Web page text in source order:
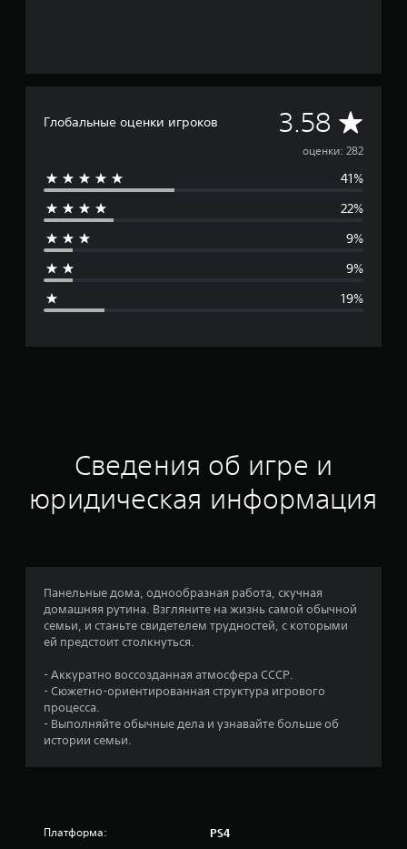
Глобальные оценки игроков 3.58 С
р
е
д
я
о
н
к
.
и
з
оценки: 282
41%
22%
9%
9%
19%
Сведения об игре и
юридическая информация
Панельные дома, однообразная работа, скучная
домашняя рутина. Взгляните на жизнь самой обычной
семьи, и станьте свидетелем трудностей, с которыми
ей предстоит столкнуться.
- Аккуратно воссозданная атмосфера СССР.
- Сюжетно-ориентированная структура игрового
процесса.
- Выполняйте обычные дела и узнавайте больше об
истории семьи.
Платформа: PS4